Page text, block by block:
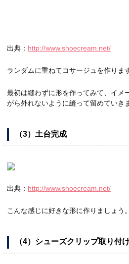
出典： http://www.shoecream.net/
ランダムに重ねてコサージュを作りま
最初は縫わずに形を作ってみて、イメ
がら外れないように縫って留めていき
（3）土台完成
出典： http://www.shoecream.net/
こんな感じに好きな形に作りましょう。
（4）シューズクリップ取り付